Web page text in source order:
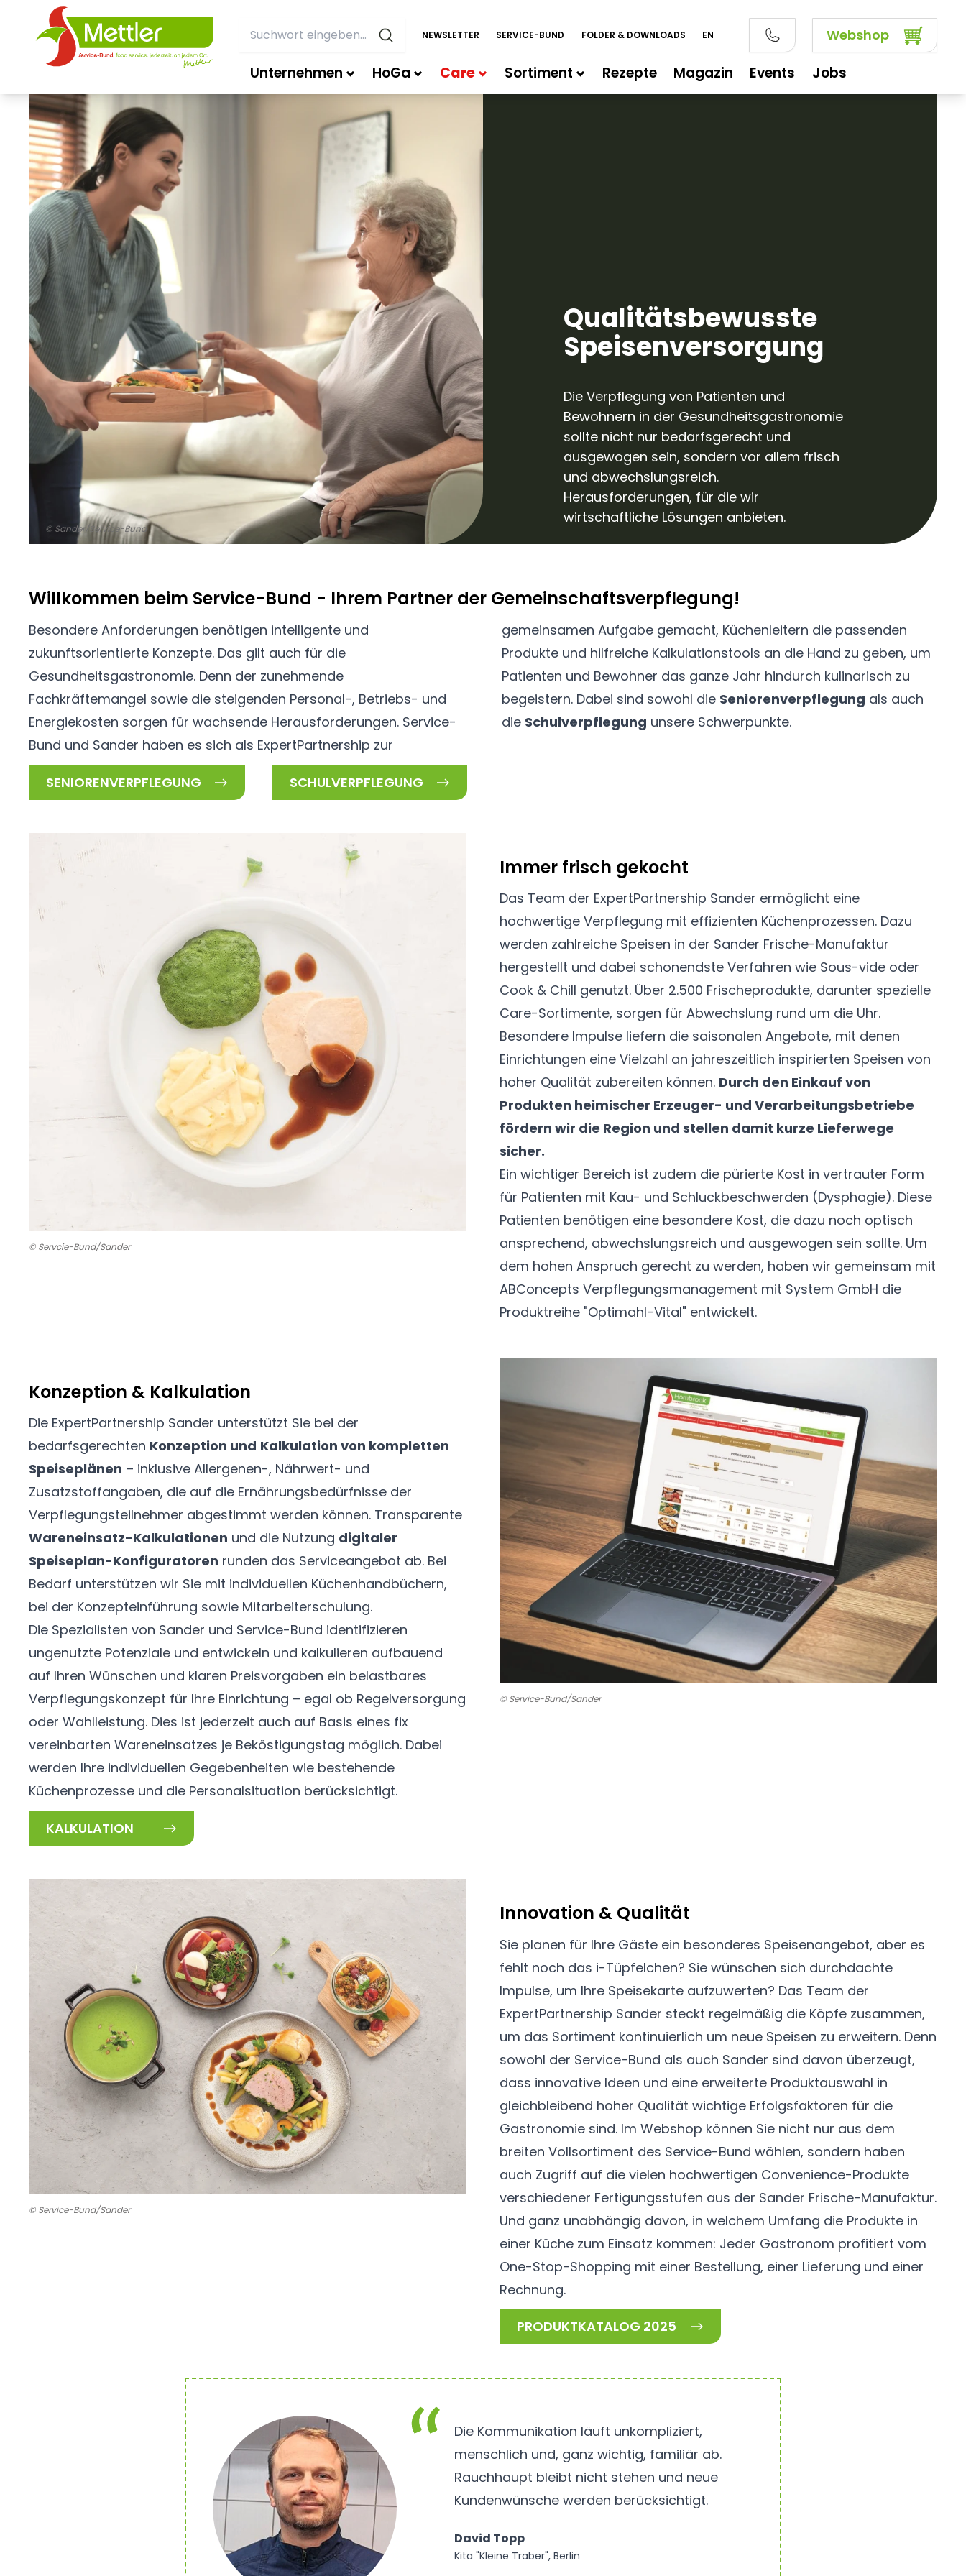
NEWSLETTER SERVICE-BUND FOLDER & DOWNLOADS EN Webshop
Unternehmen HoGa Care Sortiment Rezepte Magazin Events Jobs
© Sander/Service-Bund
Qualitätsbewusste
Speisenversorgung
Die Verpflegung von Patienten und
Bewohnern in der Gesundheitsgastronomie
sollte nicht nur bedarfsgerecht und
ausgewogen sein, sondern vor allem frisch
und abwechslungsreich.
Herausforderungen, für die wir
wirtschaftliche Lösungen anbieten.
Willkommen beim Service-Bund - Ihrem Partner der Gemeinschaftsverpflegung!
Besondere Anforderungen benötigen intelligente und
zukunftsorientierte Konzepte. Das gilt auch für die
Gesundheitsgastronomie. Denn der zunehmende
Fachkräftemangel sowie die steigenden Personal-, Betriebs- und
Energiekosten sorgen für wachsende Herausforderungen. Service-
Bund und Sander haben es sich als ExpertPartnership zur
gemeinsamen Aufgabe gemacht, Küchenleitern die passenden
Produkte und hilfreiche Kalkulationstools an die Hand zu geben, um
Patienten und Bewohner das ganze Jahr hindurch kulinarisch zu
begeistern. Dabei sind sowohl die Seniorenverpflegung als auch
die Schulverpflegung unsere Schwerpunkte.
SENIORENVERPFLEGUNG SCHULVERPFLEGUNG
© Servcie-Bund/Sander
Immer frisch gekocht
Das Team der ExpertPartnership Sander ermöglicht eine
hochwertige Verpflegung mit effizienten Küchenprozessen. Dazu
werden zahlreiche Speisen in der Sander Frische-Manufaktur
hergestellt und dabei schonendste Verfahren wie Sous-vide oder
Cook & Chill genutzt. Über 2.500 Frischeprodukte, darunter spezielle
Care-Sortimente, sorgen für Abwechslung rund um die Uhr.
Besondere Impulse liefern die saisonalen Angebote, mit denen
Einrichtungen eine Vielzahl an jahreszeitlich inspirierten Speisen von
hoher Qualität zubereiten können. Durch den Einkauf von
Produkten heimischer Erzeuger- und Verarbeitungsbetriebe
fördern wir die Region und stellen damit kurze Lieferwege
sicher.
Ein wichtiger Bereich ist zudem die pürierte Kost in vertrauter Form
für Patienten mit Kau- und Schluckbeschwerden (Dysphagie). Diese
Patienten benötigen eine besondere Kost, die dazu noch optisch
ansprechend, abwechslungsreich und ausgewogen sein sollte. Um
dem hohen Anspruch gerecht zu werden, haben wir gemeinsam mit
ABConcepts Verpflegungsmanagement mit System GmbH die
Produktreihe "Optimahl-Vital" entwickelt.
Konzeption & Kalkulation
Die ExpertPartnership Sander unterstützt Sie bei der
bedarfsgerechten Konzeption und Kalkulation von kompletten
Speiseplänen – inklusive Allergenen-, Nährwert- und
Zusatzstoffangaben, die auf die Ernährungsbedürfnisse der
Verpflegungsteilnehmer abgestimmt werden können. Transparente
Wareneinsatz-Kalkulationen und die Nutzung digitaler
Speiseplan-Konfiguratoren runden das Serviceangebot ab. Bei
Bedarf unterstützen wir Sie mit individuellen Küchenhandbüchern,
bei der Konzepteinführung sowie Mitarbeiterschulung.
Die Spezialisten von Sander und Service-Bund identifizieren
ungenutzte Potenziale und entwickeln und kalkulieren aufbauend
auf Ihren Wünschen und klaren Preisvorgaben ein belastbares
Verpflegungskonzept für Ihre Einrichtung – egal ob Regelversorgung
oder Wahlleistung. Dies ist jederzeit auch auf Basis eines fix
vereinbarten Wareneinsatzes je Beköstigungstag möglich. Dabei
werden Ihre individuellen Gegebenheiten wie bestehende
Küchenprozesse und die Personalsituation berücksichtigt.
KALKULATION
© Service-Bund/Sander
© Service-Bund/Sander
Innovation & Qualität
Sie planen für Ihre Gäste ein besonderes Speisenangebot, aber es
fehlt noch das i-Tüpfelchen? Sie wünschen sich durchdachte
Impulse, um Ihre Speisekarte aufzuwerten? Das Team der
ExpertPartnership Sander steckt regelmäßig die Köpfe zusammen,
um das Sortiment kontinuierlich um neue Speisen zu erweitern. Denn
sowohl der Service-Bund als auch Sander sind davon überzeugt,
dass innovative Ideen und eine erweiterte Produktauswahl in
gleichbleibend hoher Qualität wichtige Erfolgsfaktoren für die
Gastronomie sind. Im Webshop können Sie nicht nur aus dem
breiten Vollsortiment des Service-Bund wählen, sondern haben
auch Zugriff auf die vielen hochwertigen Convenience-Produkte
verschiedener Fertigungsstufen aus der Sander Frische-Manufaktur.
Und ganz unabhängig davon, in welchem Umfang die Produkte in
einer Küche zum Einsatz kommen: Jeder Gastronom profitiert vom
One-Stop-Shopping mit einer Bestellung, einer Lieferung und einer
Rechnung.
PRODUKTKATALOG 2025
Die Kommunikation läuft unkompliziert,
menschlich und, ganz wichtig, familiär ab.
Rauchhaupt bleibt nicht stehen und neue
Kundenwünsche werden berücksichtigt.
David Topp
Kita "Kleine Traber", Berlin